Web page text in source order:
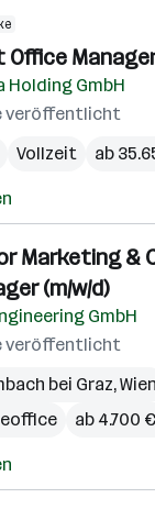
Office
Holding GmbH
veröffentlicht
Vollzeit ab
Marketing &
(m/w/d)
GmbH
veröffentlicht
bei Graz,Wien
ab 4.700